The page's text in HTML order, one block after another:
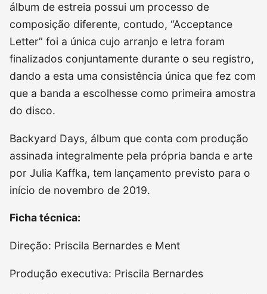
álbum de estreia possui um processo de
composição diferente, contudo, “Acceptance
Letter” foi a única cujo arranjo e letra foram
finalizados conjuntamente durante o seu registro,
dando a esta uma consistência única que fez com
que a banda a escolhesse como primeira amostra
do disco.
Backyard Days, álbum que conta com produção
assinada integralmente pela própria banda e arte
por Julia Kaffka, tem lançamento previsto para o
início de novembro de 2019.
Ficha técnica:
Direção: Priscila Bernardes e Ment
Produção executiva: Priscila Bernardes